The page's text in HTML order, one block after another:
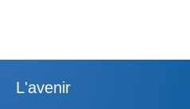
L'avenir